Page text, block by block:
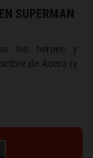
SUPERMAN
los héroes y
de Acero (y